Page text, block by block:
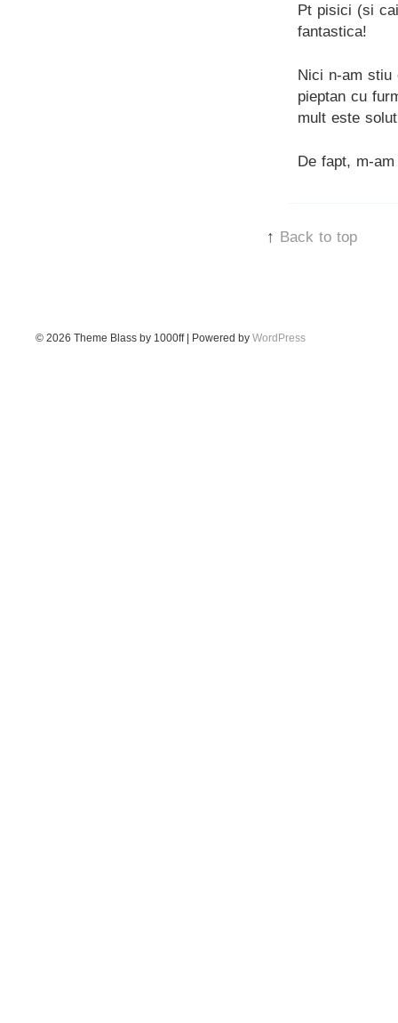
Pt pisici (si
fantastica!
Nici n-am stiu
pieptan cu
mult este
De fapt, m-
↑ Back to top
© 2026 Theme Blass by 1000ff | Powered by WordPress